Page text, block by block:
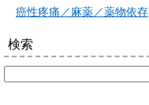
癌性疼痛／麻薬／薬物依存
検索